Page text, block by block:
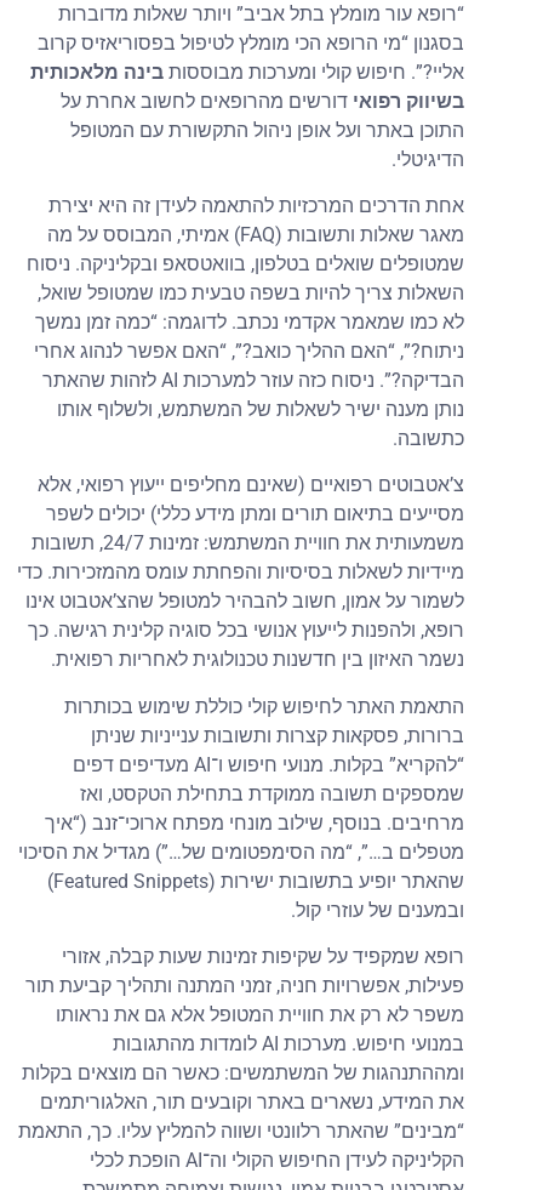
“רופא עור מומלץ בתל אביב” ויותר שאלות מדוברות
בסגנון “מי הרופא הכי מומלץ לטיפול בפסוריאזיס קרוב
אליי?”. חיפוש קולי ומערכות מבוססות בינה מלאכותית
בשיווק רפואי דורשים מהרופאים לחשוב אחרת על
התוכן באתר ועל אופן ניהול התקשורת עם המטופל
הדיגיטלי.
אחת הדרכים המרכזיות להתאמה לעידן זה היא יצירת
מאגר שאלות ותשובות (FAQ) אמיתי, המבוסס על מה
שמטופלים שואלים בטלפון, בוואטסאפ ובקליניקה. ניסוח
השאלות צריך להיות בשפה טבעית כמו שמטופל שואל,
לא כמו שמאמר אקדמי נכתב. לדוגמה: “כמה זמן נמשך
ניתוח?”, “האם ההליך כואב?”, “האם אפשר לנהוג אחרי
הבדיקה?”. ניסוח כזה עוזר למערכות AI לזהות שהאתר
נותן מענה ישיר לשאלות של המשתמש, ולשלוף אותו
כתשובה.
צ’אטבוטים רפואיים (שאינם מחליפים ייעוץ רפואי, אלא
מסייעים בתיאום תורים ומתן מידע כללי) יכולים לשפר
משמעותית את חוויית המשתמש: זמינות 24/7, תשובות
מיידיות לשאלות בסיסיות והפחתת עומס מהמזכירות. כדי
לשמור על אמון, חשוב להבהיר למטופל שהצ’אטבוט אינו
רופא, ולהפנות לייעוץ אנושי בכל סוגיה קלינית רגישה. כך
נשמר האיזון בין חדשנות טכנולוגית לאחריות רפואית.
התאמת האתר לחיפוש קולי כוללת שימוש בכותרות
ברורות, פסקאות קצרות ותשובות ענייניות שניתן
“להקריא” בקלות. מנועי חיפוש ו־AI מעדיפים דפים
שמספקים תשובה ממוקדת בתחילת הטקסט, ואז
מרחיבים. בנוסף, שילוב מונחי מפתח ארוכי־זנב (“איך
מטפלים ב…”, “מה הסימפטומים של…”) מגדיל את הסיכוי
שהאתר יופיע בתשובות ישירות (Featured Snippets)
ובמענים של עוזרי קול.
רופא שמקפיד על שקיפות זמינות שעות קבלה, אזורי
פעילות, אפשרויות חניה, זמני המתנה ותהליך קביעת תור
משפר לא רק את חוויית המטופל אלא גם את נראותו
במנועי חיפוש. מערכות AI לומדות מהתגובות
ומההתנהגות של המשתמשים: כאשר הם מוצאים בקלות
את המידע, נשארים באתר וקובעים תור, האלגוריתמים
“מבינים” שהאתר רלוונטי ושווה להמליץ עליו. כך, התאמת
הקליניקה לעידן החיפוש הקולי וה־AI הופכת לכלי